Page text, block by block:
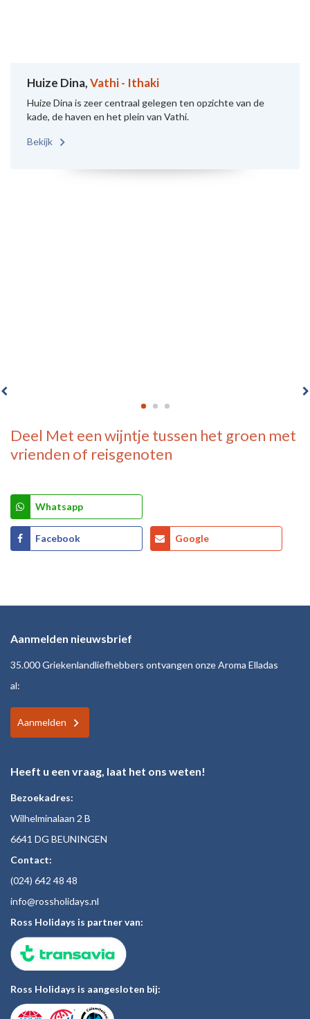
Huize Dina,Vathi - Ithaki
Huize Dina is zeer centraal gelegen ten opzichte van de
kade, de haven en het plein van Vathi.
Bekijk
Deel Met een wijntje tussen het groen met
vrienden of reisgenoten
Whatsapp
Facebook Google
Aanmelden nieuwsbrief
35.000 Griekenlandliefhebbers ontvangen onze Aroma Elladas
al:
Aanmelden
Heeft u een vraag, laat het ons weten!
Bezoekadres:
Wilhelminalaan 2 B
6641 DG BEUNINGEN
Contact:
(024) 642 48 48
info@rossholidays.nl
Ross Holidays is partner van:
Ross Holidays is aangesloten bij: